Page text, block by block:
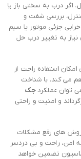
اگر درب به سختی باز یا
بررسی شفت و
جزئی موتور یا سیم
به تغییر درب حل
استفاده راحت از
می کند. با شناخت
توان عملکرد جک
و امنیت و راحتی
روش های رفع مشکلات
امن، راحت و بی دردسر
تضمین خواهد